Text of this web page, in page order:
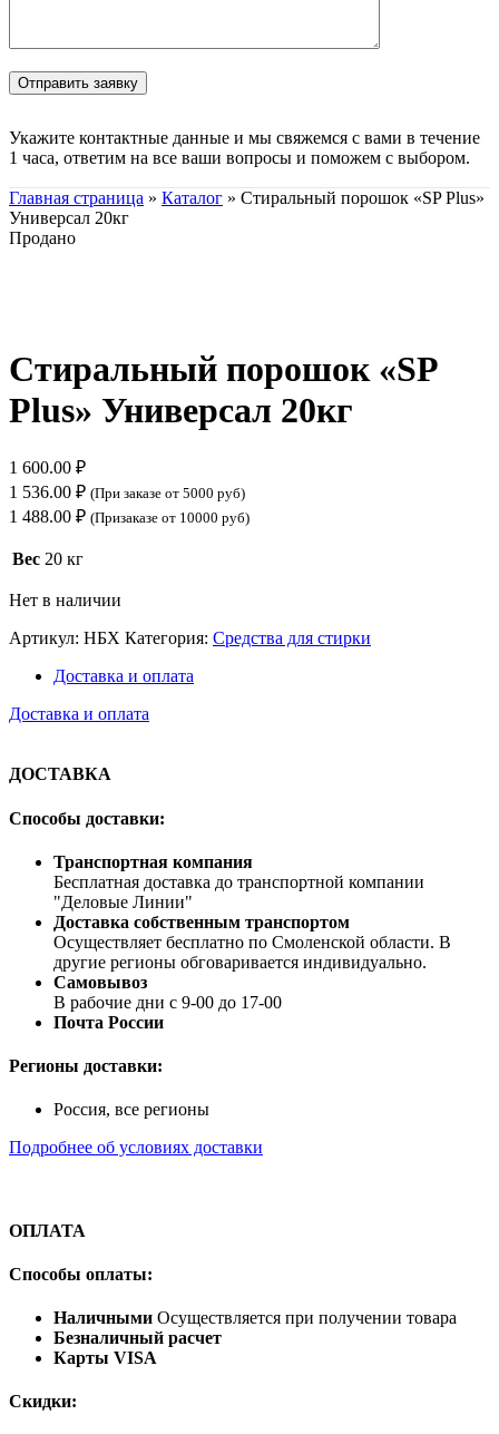
Укажите контактные данные и мы свяжемся с вами в течение
1 часа, ответим на все ваши вопросы и поможем с выбором.
Главная страница » Каталог » Стиральный порошок «SP Plus»
Универсал 20кг
Продано
Стиральный порошок «SP
Plus» Универсал 20кг
1 600.00 ₽
1 536.00 ₽ (При заказе от 5000 руб)
1 488.00 ₽ (Призаказе от 10000 руб)
Вес 20 кг
Нет в наличии
Артикул: НБХ Категория: Средства для стирки
Доставка и оплата
Доставка и оплата
ДОСТАВКА
Способы доставки:
Транспортная компания
Бесплатная доставка до транспортной компании
"Деловые Линии"
Доставка собственным транспортом
Осуществляет бесплатно по Смоленской области. В
другие регионы обговаривается индивидуально.
Самовывоз
В рабочие дни с 9-00 до 17-00
Почта России
Регионы доставки:
Россия, все регионы
Подробнее об условиях доставки
ОПЛАТА
Способы оплаты:
Наличными Осуществляется при получении товара
Безналичный расчет
Карты VISA
Скидки: